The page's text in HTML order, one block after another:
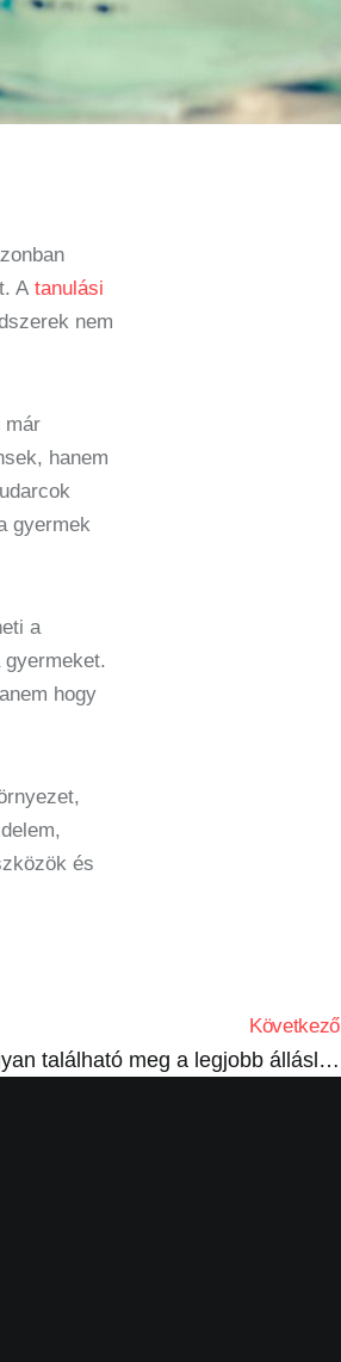
A tanulási
nem
már
hanem
gyermek
a
hogy
és
Következő
Hogyan található meg a legjobb álláslehetőség?